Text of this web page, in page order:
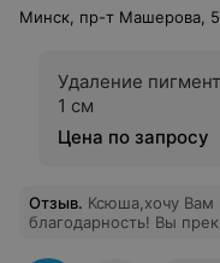
Минск, пр-т Машерова,
Удаление
1 см
Цена по запросу
Отзыв. Ксюша,хочу Вам
благодарность! Вы